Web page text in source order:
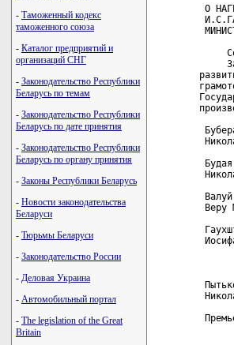
- Таможенный кодекс
таможенного союза
- Каталог предприятий и
организаций СНГ
- Законодательство Республики
Беларусь по темам
- Законодательство Республики
Беларусь по дате принятия
- Законодательство Республики
Беларусь по органу принятия
- Законы Республики Беларусь
- Новости законодательства
Беларуси
- Тюрьмы Беларуси
- Законодательство России
- Деловая Украина
- Автомобильный портал
- The legislation of the Great
Britain
О
Веру